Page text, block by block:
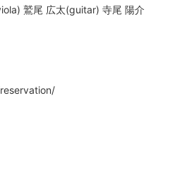
鷲尾 広太(guitar) 寺尾 陽介